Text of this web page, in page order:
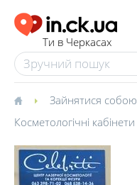
Ти в Черкасах
Зайнятися собою
Косметологічні кабінети